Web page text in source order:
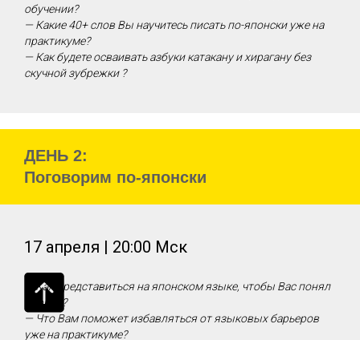
обучении?
— Какие 40+ слов Вы научитесь писать по-японски уже на
практикуме?
— Как будете осваивать азбуки катакану и хирагану без
скучной зубрежки ?
ДЕНЬ 2:
Поговорим по-японски
17 апреля | 20:00 Мск
— Как представиться на японском языке, чтобы Вас понял
японец?
— Что Вам поможет избавляться от языковых барьеров
уже на практикуме?